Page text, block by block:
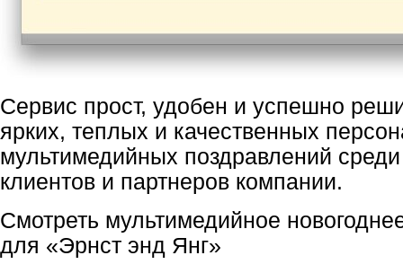
Сервис прост, удобен и успешно
ярких, теплых и качественных
мультимедийных поздравлений
клиентов и партнеров компании.
Смотреть мультимедийное
для «Эрнст энд Янг»